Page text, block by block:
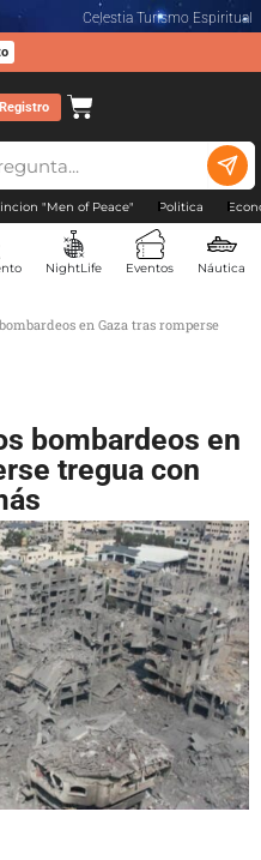
Celestia Turismo Espiritual
"Men of Peace" Politica
NightLife Eventos Náutica
en Gaza tras romperse
bombardeos en
tregua con